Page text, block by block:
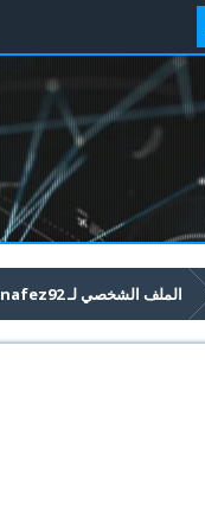
الملف الشخصي لـ nafez92